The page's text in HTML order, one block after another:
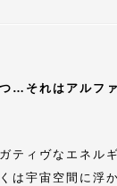
…それは アルフ
ティヴなエネル
は宇宙空間に浮